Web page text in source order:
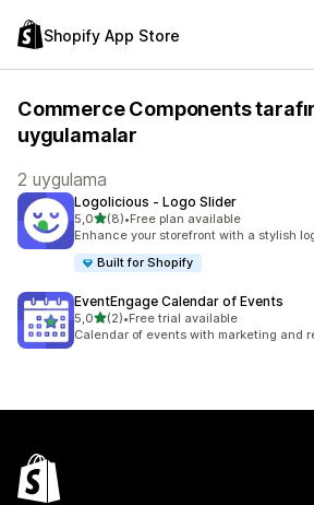
Shopify App Store
Commerce Components
uygulamalar
2 uygulama
Logolicious ‑ Logo Slider
5,05 yıldız üzerinden
(8)
toplam 8 değerlendirme
•Free plan available
Enhance your storefront with a stylish
Built for Shopify
EventEngage Calendar of Events
5,05 yıldız üzerinden
(2)
toplam 2 değerlendirme
•Free trial available
Calendar of events with marketing and